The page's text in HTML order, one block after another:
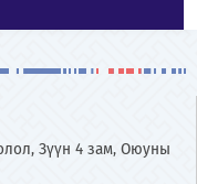
Зүүн 4 зам, Оюуны